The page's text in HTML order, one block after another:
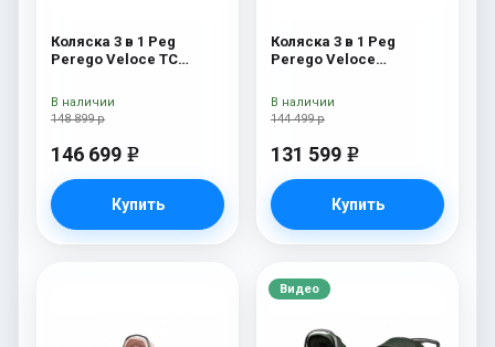
Коляска 3 в 1 Peg
Perego Veloce TC
Bark New
148 899 р
146 699 e
Купить
В наличии
Коляска 3 в 1 Peg
Perego Veloce
Amour
144 499 р
131 599 e
Купить
В наличии
Видео